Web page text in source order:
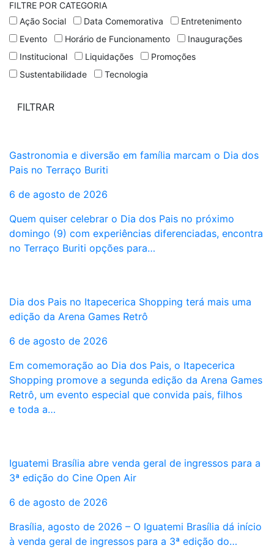
FILTRE POR CATEGORIA
Ação Social
Data Comemorativa
Entretenimento
Evento
Horário de Funcionamento
Inaugurações
Institucional
Liquidações
Promoções
Sustentabilidade
Tecnologia
Gastronomia e diversão em família marcam o Dia dos
Pais no Terraço Buriti
6 de agosto de 2026
Quem quiser celebrar o Dia dos Pais no próximo
domingo (9) com experiências diferenciadas, encontra
no Terraço Buriti opções para…
Dia dos Pais no Itapecerica Shopping terá mais uma
edição da Arena Games Retrô
6 de agosto de 2026
Em comemoração ao Dia dos Pais, o Itapecerica
Shopping promove a segunda edição da Arena Games
Retrô, um evento especial que convida pais, filhos
e toda a…
Iguatemi Brasília abre venda geral de ingressos para a
3ª edição do Cine Open Air
6 de agosto de 2026
Brasília, agosto de 2026 – O Iguatemi Brasília dá início
à venda geral de ingressos para a 3ª edição do…